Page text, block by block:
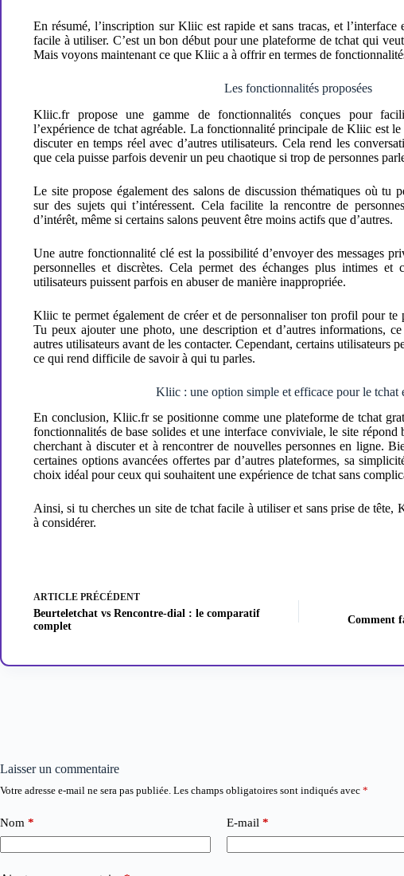
En résumé, l’inscription sur Kliic est rapide et sans tracas, et l’interface
facile à utiliser. C’est un bon début pour une plateforme de tchat qui
Mais voyons maintenant ce que Kliic a à offrir en termes de
Les fonctionnalités proposées
Kliic.fr propose une gamme de fonctionnalités conçues pour
l’expérience de tchat agréable. La fonctionnalité principale de Kliic est
discuter en temps réel avec d’autres utilisateurs. Cela rend les
que cela puisse parfois devenir un peu chaotique si trop de personnes
Le site propose également des salons de discussion thématiques où tu
sur des sujets qui t’intéressent. Cela facilite la rencontre de
d’intérêt, même si certains salons peuvent être moins actifs que d’autres.
Une autre fonctionnalité clé est la possibilité d’envoyer des messages
personnelles et discrètes. Cela permet des échanges plus intimes et
utilisateurs puissent parfois en abuser de manière inappropriée.
Kliic te permet également de créer et de personnaliser ton profil pour te
Tu peux ajouter une photo, une description et d’autres informations,
autres utilisateurs avant de les contacter. Cependant, certains utilisateurs
ce qui rend difficile de savoir à qui tu parles.
Kliic : une option simple et efficace pour le tchat
En conclusion, Kliic.fr se positionne comme une plateforme de tchat
fonctionnalités de base solides et une interface conviviale, le site répond
cherchant à discuter et à rencontrer de nouvelles personnes en ligne.
certaines options avancées offertes par d’autres plateformes, sa
choix idéal pour ceux qui souhaitent une expérience de tchat sans
Ainsi, si tu cherches un site de tchat facile à utiliser et sans prise de tête,
à considérer.
ARTICLE PRÉCÉDENT
Beurteletchat vs Rencontre-dial : le comparatif
complet
Comment
Laisser un commentaire
Votre adresse e-mail ne sera pas publiée. Les champs obligatoires sont indiqués avec *
Nom * E-mail *